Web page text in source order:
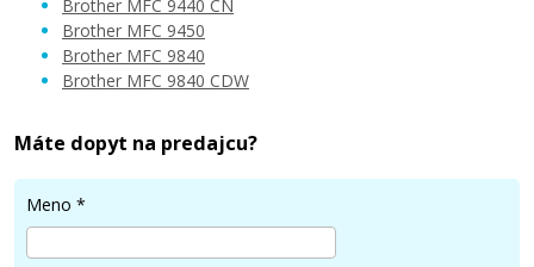
Kompatibilný toner
37,90 €
Brother MFC 9440 CN
Brother MFC 9450
Brother MFC 9840
Brother MFC 9840 CDW
Máte dopyt na predajcu?
Meno *